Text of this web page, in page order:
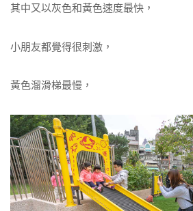
其中又以灰色和黃色速度最快，
小朋友都覺得很刺激，
黃色溜滑梯最慢，